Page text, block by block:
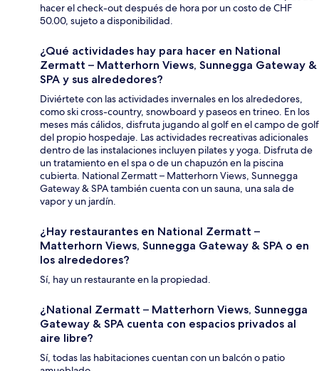
hacer el check-out después de hora por un costo de CHF
50.00, sujeto a disponibilidad.
¿Qué actividades hay para hacer en National
Zermatt – Matterhorn Views, Sunnegga Gateway &
SPA y sus alrededores?
Diviértete con las actividades invernales en los alrededores,
como ski cross-country, snowboard y paseos en trineo. En los
meses más cálidos, disfruta jugando al golf en el campo de golf
del propio hospedaje. Las actividades recreativas adicionales
dentro de las instalaciones incluyen pilates y yoga. Disfruta de
un tratamiento en el spa o de un chapuzón en la piscina
cubierta. National Zermatt – Matterhorn Views, Sunnegga
Gateway & SPA también cuenta con un sauna, una sala de
vapor y un jardín.
¿Hay restaurantes en National Zermatt –
Matterhorn Views, Sunnegga Gateway & SPA o en
los alrededores?
Sí, hay un restaurante en la propiedad.
¿National Zermatt – Matterhorn Views, Sunnegga
Gateway & SPA cuenta con espacios privados al
aire libre?
Sí, todas las habitaciones cuentan con un balcón o patio